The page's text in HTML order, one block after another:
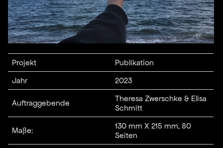
Projekt Publikation
Jahr 2023
Auftraggebende
Theresa Zwerschke & Elisa
Schmitt
Maße:
130 mm X 215 mm, 80
Seiten